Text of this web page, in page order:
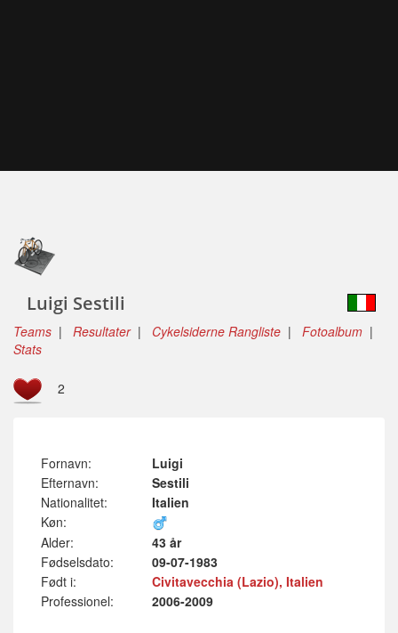
Luigi Sestili
Teams | Resultater| Cykelsiderne Rangliste | Fotoalbum |
Stats
2
Fornavn:
Luigi
Efternavn:
Sestili
Nationalitet:
Italien
Køn:
Alder:
43 år
Fødselsdato:
09-07-1983
Født i:
Civitavecchia (Lazio), Italien
Professionel:
2006-2009